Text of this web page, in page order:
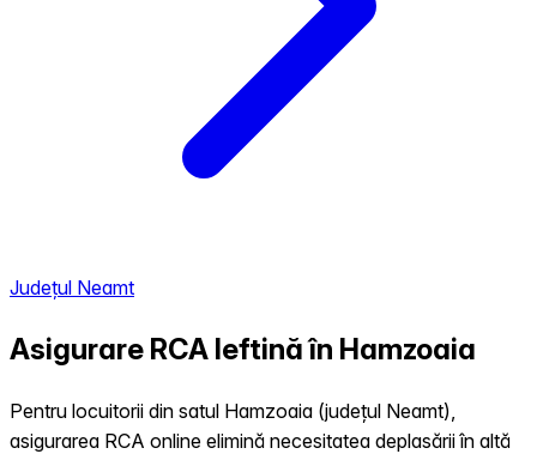
Județul Neamt
Asigurare RCA Ieftină în Hamzoaia
Pentru locuitorii din satul Hamzoaia (județul Neamt),
asigurarea RCA online elimină necesitatea deplasării în altă